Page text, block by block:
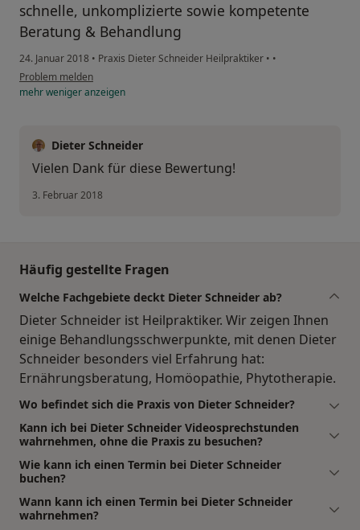
schnelle, unkomplizierte sowie kompetente
Beratung & Behandlung
24. Januar 2018 • Praxis Dieter Schneider Heilpraktiker • •
Problem melden
mehrwenigeranzeigen
Dieter Schneider
Vielen Dank für diese Bewertung!
3. Februar 2018
Häufig gestellte Fragen
Welche Fachgebiete deckt Dieter Schneider ab?
Dieter Schneider ist Heilpraktiker. Wir zeigen Ihnen
einige Behandlungsschwerpunkte, mit denen Dieter
Schneider besonders viel Erfahrung hat:
Ernährungsberatung, Homöopathie, Phytotherapie.
Wo befindet sich die Praxis von Dieter Schneider?
Kann ich bei Dieter Schneider Videosprechstunden
wahrnehmen, ohne die Praxis zu besuchen?
Wie kann ich einen Termin bei Dieter Schneider
buchen?
Wann kann ich einen Termin bei Dieter Schneider
wahrnehmen?